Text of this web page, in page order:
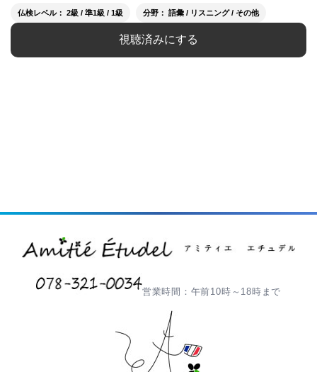
仏検レベル： 2級 / 準1級 / 1級 分野： 語彙 / リスニング / その他
視聴済みにする
営業時間：午前10時～18時まで